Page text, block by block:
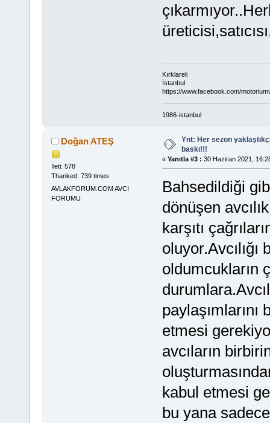
Kırklareli
İstanbul
https://www.facebook.com/
1986-istanbul
Doğan ATEŞ
İleti: 578
Thanked: 739 times
AVLAKFORUM.COM AVCI
FORUMU
Ynt: Her sezon
baskı!!!
« Yanıtla #3 : 30 Haziran 2021,
Bahsedildiği
dönüşen
karşıtı
oldumcukların
etmesi
avcıların
kabul etmesi
bu yana